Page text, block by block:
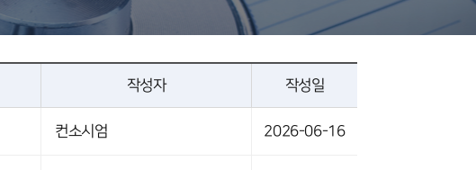
작성자 작성일
컨소시엄 2026-06-16